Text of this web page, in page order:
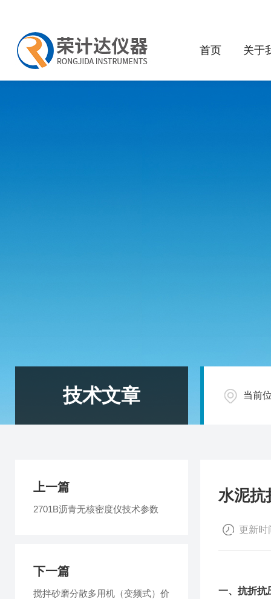
首页 关于
技术文章 当前
水泥抗
更新时
一、抗折抗
上一篇
2701B沥青无核密度仪技术参数
下一篇
搅拌砂磨分散多用机（变频式）价